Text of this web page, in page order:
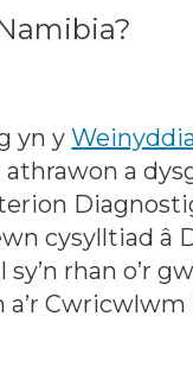
yn y
a
cysylltiad â
rhan o’r